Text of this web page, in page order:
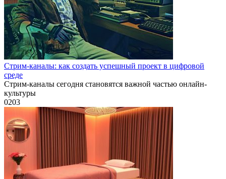
Стрим-каналы: как создать успешный проект в цифровой
среде
Стрим-каналы сегодня становятся важной частью онлайн-
культуры
0203